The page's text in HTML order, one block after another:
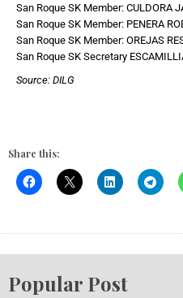
San Roque SK Member: CULDORA
San Roque SK Member: PENERA
San Roque SK Member: OREJAS
San Roque SK Secretary
Source: DILG
Share this:
Popular Post